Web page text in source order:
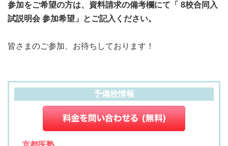
参加をご希望の方は、資料請求の備考欄にて「 8校合同入
試説明会 参加希望」とご記入ください。
皆さまのご参加、お待ちしております！
予備校情報